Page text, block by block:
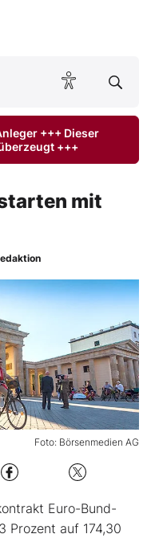
ONLINE lesen
+++ Dieser
+++
mit
Foto: Börsenmedien AG
Euro-Bund-
Prozent auf 174,30